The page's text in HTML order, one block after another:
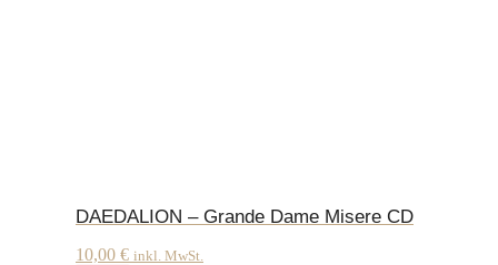
DAEDALION – Grande Dame Misere CD
10,00 € inkl. MwSt.